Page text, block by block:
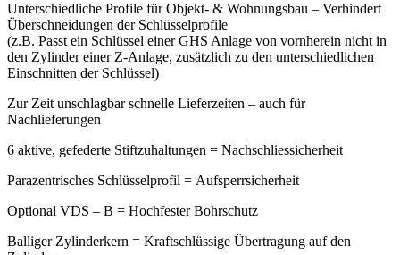
Unterschiedliche Profile für Objekt- & Wohnungsbau – Verhindert
Überschneidungen der Schlüsselprofile
(z.B. Passt ein Schlüssel einer GHS Anlage von vornherein nicht in
den Zylinder einer Z-Anlage, zusätzlich zu den unterschiedlichen
Einschnitten der Schlüssel)
Zur Zeit unschlagbar schnelle Lieferzeiten – auch für
Nachlieferungen
6 aktive, gefederte Stiftzuhaltungen = Nachschliessicherheit
Parazentrisches Schlüsselprofil = Aufsperrsicherheit
Optional VDS – B = Hochfester Bohrschutz
Balliger Zylinderkern = Kraftschlüssige Übertragung auf den